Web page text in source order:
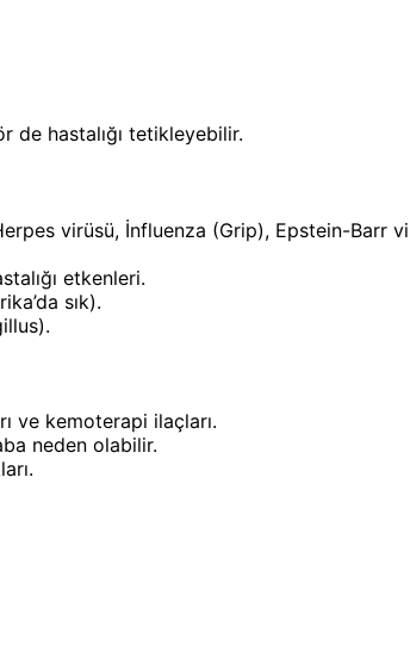
de hastalığı tetikleyebilir.
virüsü, İnfluenza (Grip), Epstein-Barr
etkenleri.
sık).
ve kemoterapi ilaçları.
neden olabilir.